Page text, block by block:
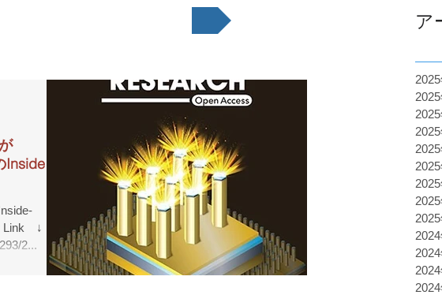
ア
Inside
Link ↓
2...